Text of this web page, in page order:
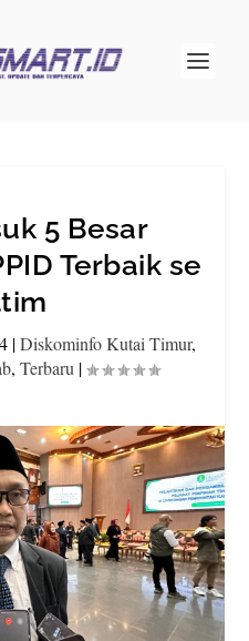
5 Besar
Terbaik se
|Diskominfo Kutai Timur,
, Terbaru |